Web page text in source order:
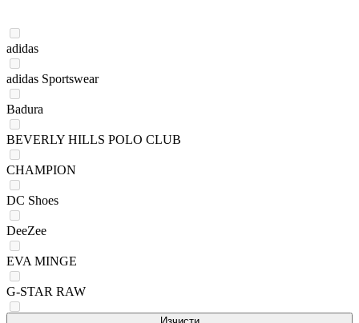
adidas
adidas Sportswear
Badura
BEVERLY HILLS POLO CLUB
CHAMPION
DC Shoes
DeeZee
EVA MINGE
G-STAR RAW